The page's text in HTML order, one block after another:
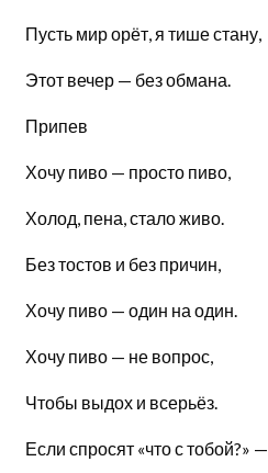
Пусть мир орёт, я тише стану,
Этот вечер — без обмана.
Припев
Хочу пиво — просто пиво,
Холод, пена, стало живо.
Без тостов и без причин,
Хочу пиво — один на один.
Хочу пиво — не вопрос,
Чтобы выдох и всерьёз.
Если спросят «что с тобой?» —